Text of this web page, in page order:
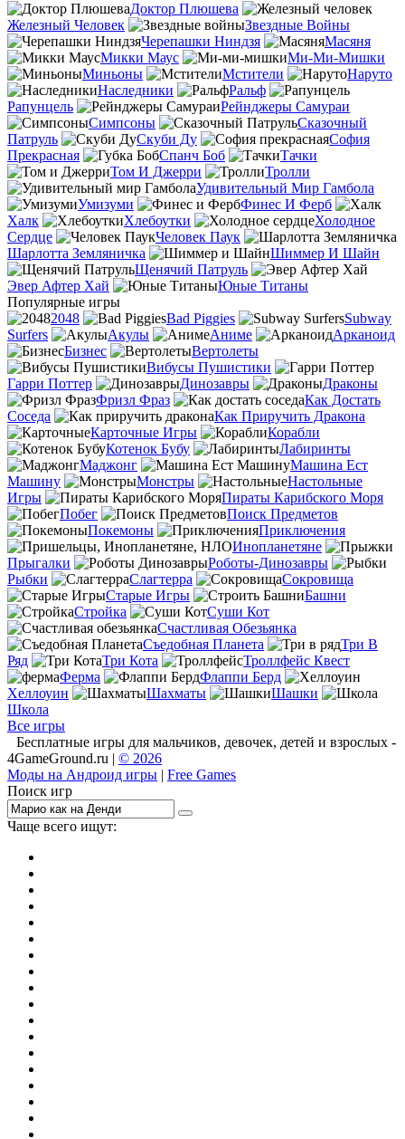
Доктор Плюшева
Железный Человек
Звездные Войны
Черепашки Ниндзя
Масяня
Микки Маус
Ми-Ми-Мишки
Миньоны
Мстители
Наруто
Наследники
Ральф
Рапунцель
Рейнджеры Самураи
Симпсоны
Сказочный
Патруль
Скуби Ду
София
Прекрасная
Спанч Боб
Тачки
Том И Джерри
Тролли
Удивительный Мир Гамбола
Умизуми
Финес И Ферб
Халк
Хлебоутки
Холодное
Сердце
Человек Паук
Шарлотта Земляничка
Шиммер И Шайн
Щенячий Патруль
Эвер Афтер Хай
Юные Титаны
Популярные игры
2048
Bad Piggies
Subway
Surfers
Акулы Аниме
Арканоид
Бизнес
Вертолеты
Вибусы Пушистики
Гарри Поттер
Динозавры
Драконы
Фризл Фраз
Как Достать
Соседа
Как Приручить Дракона
Карточные Игры
Корабли
Котенок Бубу
Лабиринты
Маджонг
Машина Ест
Машину
Монстры
Настольные
Игры
Пираты Карибского Моря
Побег
Поиск Предметов
Покемоны
Приключения
Инопланетяне
Прыгалки
Роботы-Динозавры
Рыбки
Слагтерра
Сокровища
Старые Игры
Башни
Стройка
Суши Кот
Счастливая Обезьянка
Съедобная Планета
Три В
Ряд
Три Кота
Троллфейс Квест
Ферма
Флаппи Берд
Хеллоуин
Шахматы
Шашки
Школа
Все игры
Бесплатные игры для мальчиков, девочек, детей и взрослых -
4GameGround.ru | © 2026
Моды на Андроид игры | Free Games
Поиск игр
Чаще всего ищут: